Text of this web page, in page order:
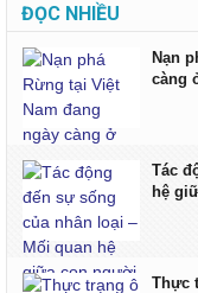
ĐỌC NHIỀU
Nạn
càng
Tác
hệ
Thực